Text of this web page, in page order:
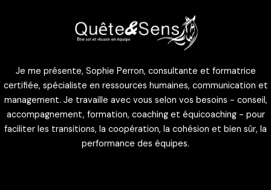
Je me présente, Sophie Perron, consultante et formatrice
certifiée, spécialiste en ressources humaines, communication et
management. Je travaille avec vous selon vos besoins - conseil,
accompagnement, formation, coaching et équicoaching - pour
faciliter les transitions, la coopération, la cohésion et bien sûr, la
performance des équipes.